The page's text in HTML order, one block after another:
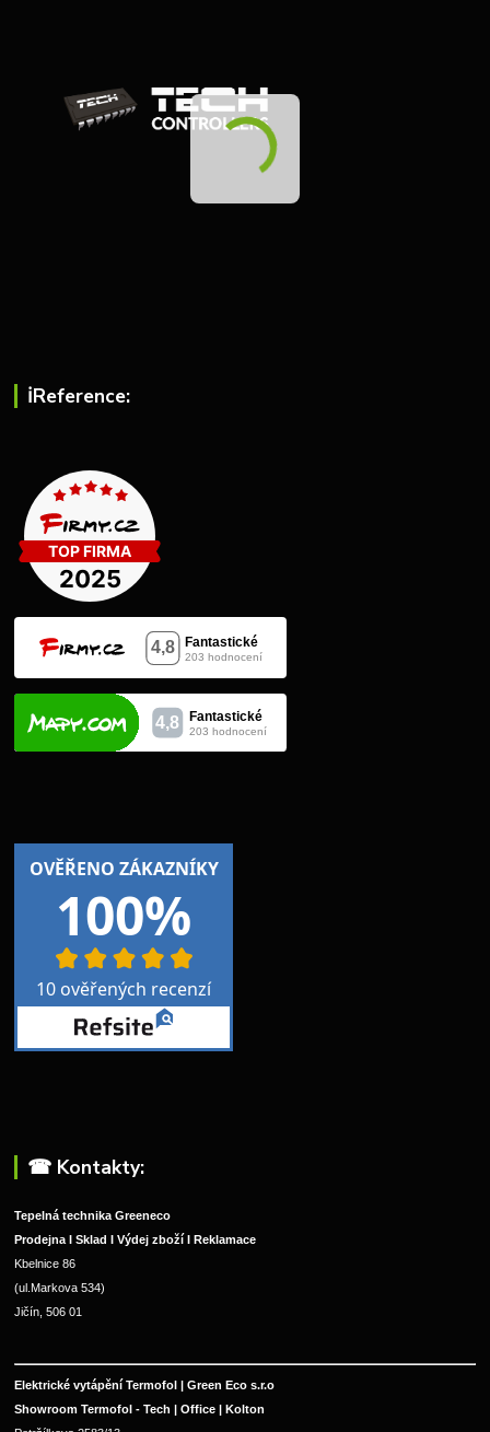
ℹ︎Reference:
☎︎ Kontakty:
Tepelná technika Greeneco
Prodejna I Sklad I Výdej zboží I Reklamace
Kbelnice 86
(ul.Markova 534)
Jičín, 506 01
Elektrické vytápění Termofol | Green Eco s.r.o
Showroom Termofol - Tech | Office | Kolton